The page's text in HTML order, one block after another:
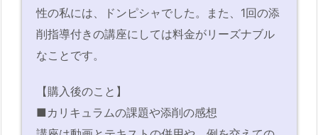
性の私には、ドンピシャでした。また、1回の添
削指導付きの講座にしては料金がリーズナブル
なことです。
【購入後のこと】
■カリキュラムの課題や添削の感想